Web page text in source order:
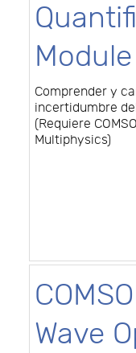
Comprender y
incertidumbre
(Requiere
Multiphysics)
Wave